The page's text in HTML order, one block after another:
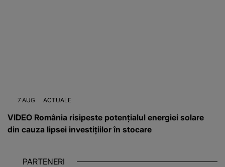
7 AUG ACTUALE
VIDEO România risipeste potențialul energiei solare
din cauza lipsei investițiilor în stocare
PARTENERI